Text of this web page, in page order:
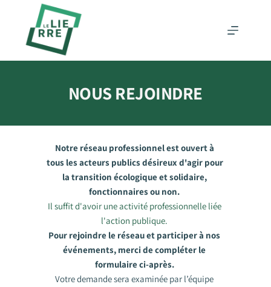
NOUS REJOINDRE
Notre réseau professionnel est ouvert à
tous les acteurs publics désireux d'agir pour
la transition écologique et solidaire,
fonctionnaires ou non.
Il suffit d'avoir une activité professionnelle liée
l'action publique.
Pour rejoindre le réseau et participer à nos
événements, merci de compléter le
formulaire ci-après.
Votre demande sera examinée par l’équipe